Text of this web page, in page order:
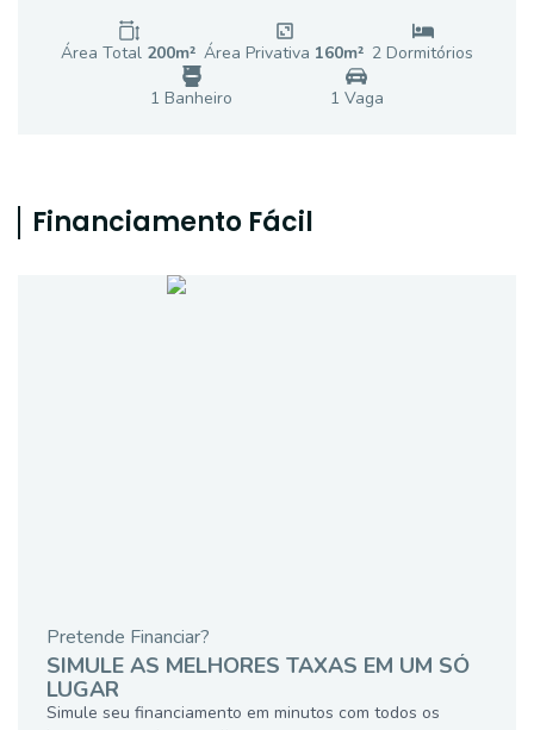
Área Total 200m² Área Privativa 160m² 2 Dormitórios
1 Banheiro 1 Vaga
Financiamento Fácil
Pretende Financiar?
SIMULE AS MELHORES TAXAS EM UM SÓ
LUGAR
Simule seu financiamento em minutos com todos os